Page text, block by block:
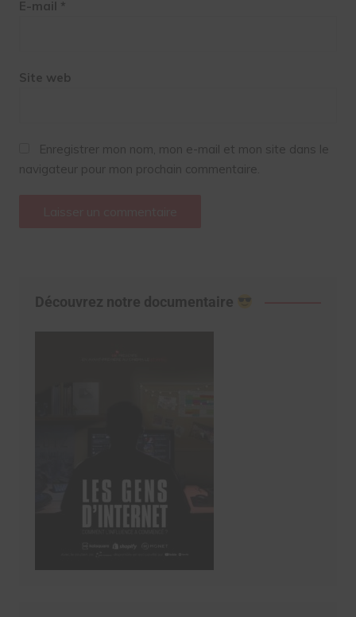
E-mail *
Site web
Enregistrer mon nom, mon e-mail et mon site dans le
navigateur pour mon prochain commentaire.
Découvrez notre documentaire